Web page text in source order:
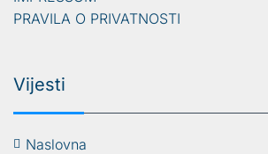
PRAVILA O PRIVATNOSTI
Vijesti
Naslovna